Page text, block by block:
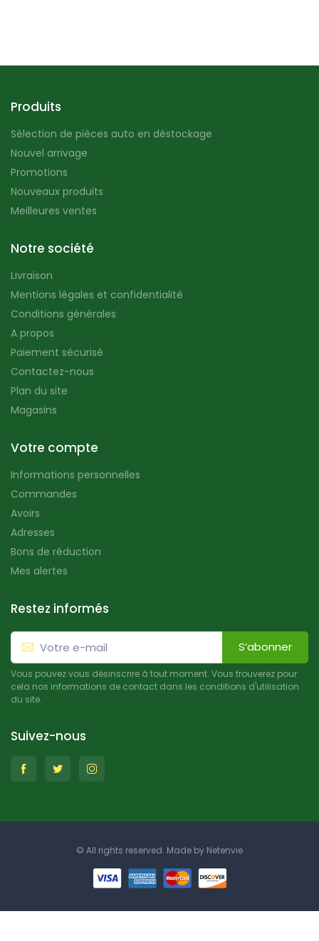
Produits
Sélection de pièces auto en déstockage
Nouvel arrivage
Promotions
Nouveaux produits
Meilleures ventes
Notre société
Livraison
Mentions légales et confidentialité
Conditions générales
A propos
Paiement sécurisé
Contactez-nous
Plan du site
Magasins
Votre compte
Informations personnelles
Commandes
Avoirs
Adresses
Bons de réduction
Mes alertes
Restez informés
S’abonner
Vous pouvez vous désinscrire à tout moment. Vous trouverez pour
cela nos informations de contact dans les conditions d'utilisation
du site.
Suivez-nous
© All rights reserved. Made by Netenvie